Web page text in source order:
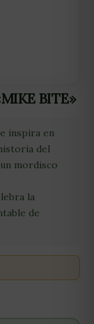
BITE»
inspira en
del
mordisco
la
de